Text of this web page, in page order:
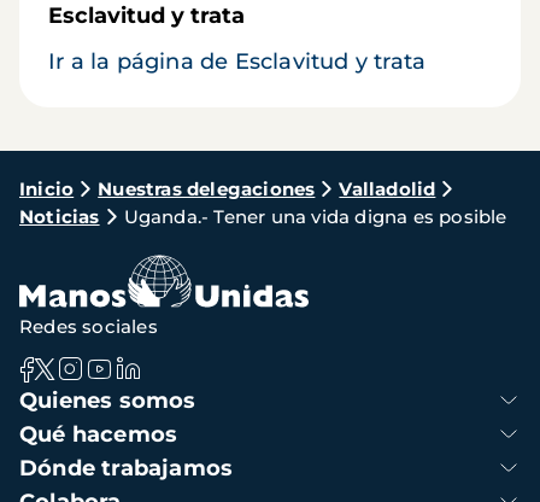
Esclavitud y trata
Ir a la página de Esclavitud y trata
Ruta
de
navegación
Inicio Nuestras delegaciones
Valladolid
Noticias
Uganda.- Tener una vida digna es posible
Navegación
principal
Quienes somos
Qué hacemos
Dónde trabajamos
Redes sociales